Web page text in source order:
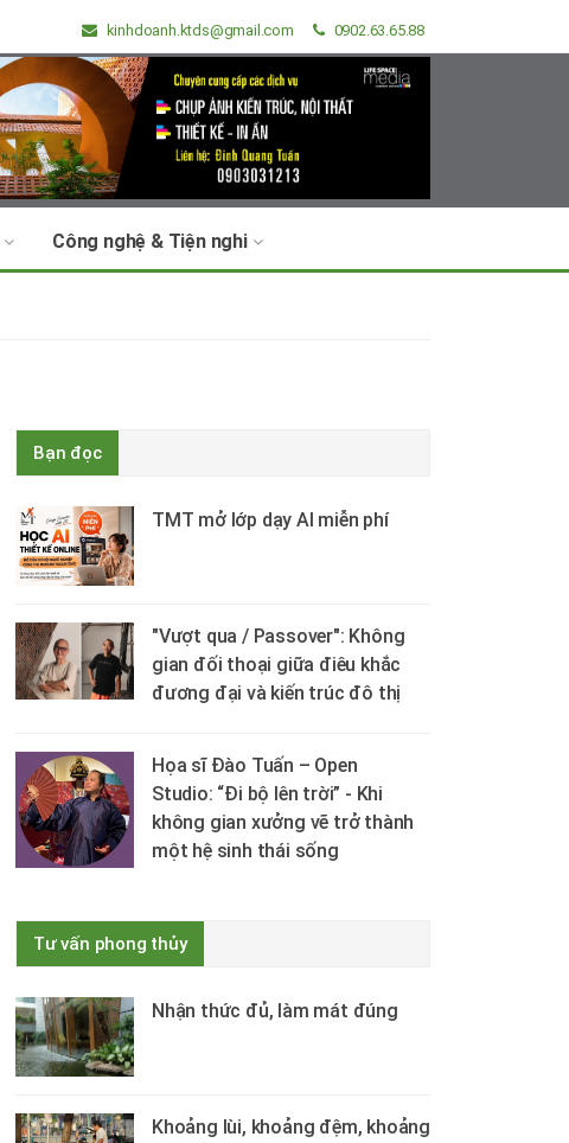
kinhdoanh.ktds@gmail.com 0902.63.65.88
Công nghệ & Tiện nghi
Bạn đọc
TMT mở lớp dạy AI miễn phí
"Vượt qua / Passover": Không
gian đối thoại giữa điêu khắc
đương đại và kiến trúc đô thị
Họa sĩ Đào Tuấn – Open
Studio: “Đi bộ lên trời” - Khi
không gian xưởng vẽ trở thành
một hệ sinh thái sống
Tư vấn phong thủy
Nhận thức đủ, làm mát đúng
Khoảng lùi, khoảng đệm, khoảng